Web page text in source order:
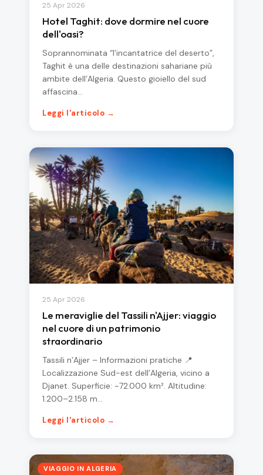
25 Apr 2026
Hotel Taghit: dove dormire nel cuore
dell'oasi?
Soprannominata “l’incantatrice del deserto”,
Taghit è una delle destinazioni sahariane più
ambite dell’Algeria. Questo gioiello del sud
affascina…
Leggi l'articolo →
25 Apr 2026
Le meraviglie del Tassili n'Ajjer: viaggio
nel cuore di un patrimonio
straordinario
Tassili n’Ajjer – Informazioni pratiche 📍
Localizzazione Sud-est dell’Algeria, vicino a
Djanet. Superficie: ~72.000 km². Altitudine:
1.200–2.158 m…
Leggi l'articolo →
VIAGGIO IN ALGERIA